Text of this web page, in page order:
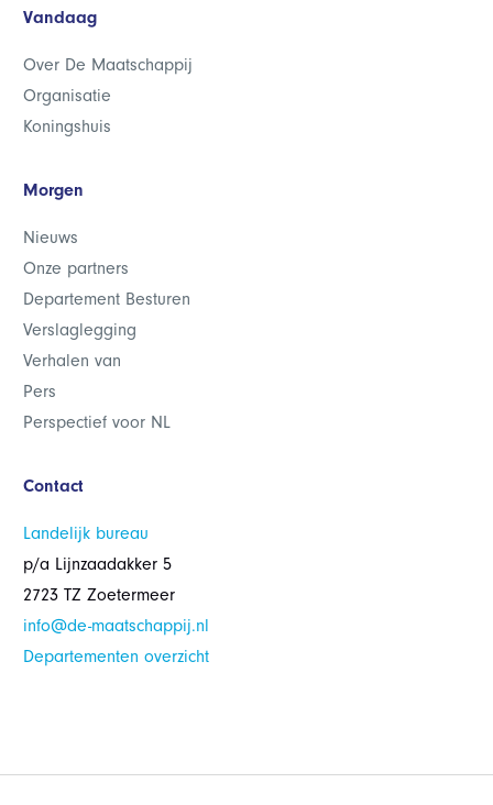
Vandaag
Over De Maatschappij
Organisatie
Koningshuis
Morgen
Nieuws
Onze partners
Departement Besturen
Verslaglegging
Verhalen van
Pers
Perspectief voor NL
Contact
Landelijk bureau
p/a Lijnzaadakker 5
2723 TZ Zoetermeer
info@de-maatschappij.nl
Departementen overzicht